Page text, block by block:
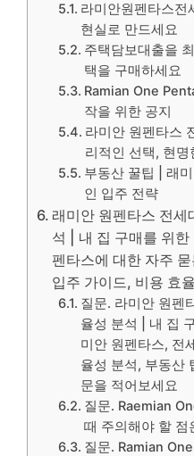
라미안원펜타스전
현실로 만드세요
주택담보대출을
택을 구매하세요
Ramian One
작을 위한 공지
라미안 원펜타스
리적인 선택, 현명
부동산 꿀팁 | 래
인 입주 전략
래미안 원펜타스 전세
석 | 내 집 구매를 위
펜타스에 대한 자주
입주 가이드, 비용 효
질문. 라미안 원펜
율성 분석 | 내 집
미안 원펜타스, 전
율성 분석, 부동산
문을 적어보세요
질문. Raemian
때 주의해야 할 점
질문. Ramian